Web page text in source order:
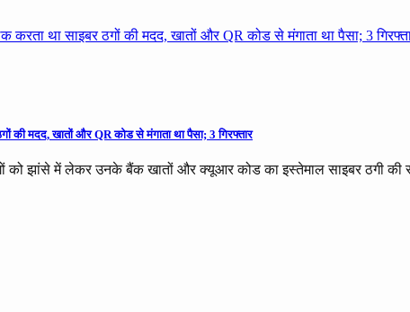
की मदद, खातों और QR कोड से मंगाता था पैसा; 3 गिरफ्तार
को झांसे में लेकर उनके बैंक खातों और क्यूआर कोड का इस्तेमाल साइबर ठगी